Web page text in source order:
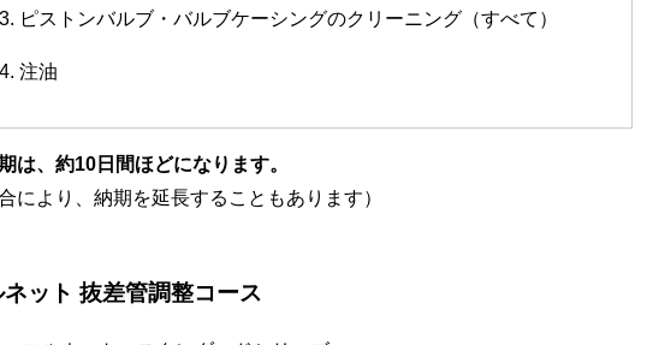
3. ピストンバルブ・バルブケーシングのクリーニング（すべて）
4. 注油
は、約10日間ほどになります。
合により、納期を延長することもあります）
ネット 抜差管調整コース